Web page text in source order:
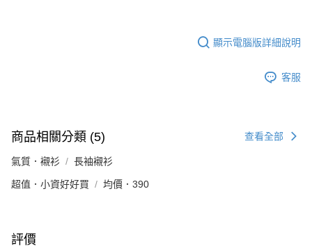
顯示電腦版詳細說明
客服
商品相關分類 (5) 查看全部
氣質．襯衫 長袖襯衫
超值．小資好好買 均價．390
評價